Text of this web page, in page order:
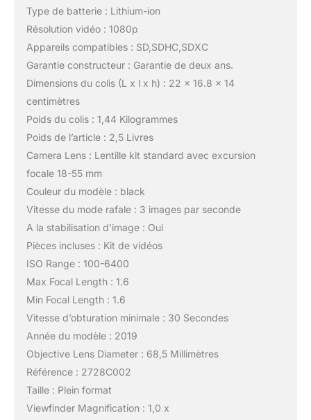
Type de batterie : Lithium-ion
Résolution vidéo : 1080p
Appareils compatibles : SD,SDHC,SDXC
Garantie constructeur : Garantie de deux ans.
Dimensions du colis (L x l x h) : 22 x 16.8 x 14
centimètres
Poids du colis : 1,44 Kilogrammes
Poids de l’article : 2,5 Livres
Camera Lens : Lentille kit standard avec excursion
focale 18-55 mm
Couleur du modèle : black
Vitesse du mode rafale : 3 images par seconde
A la stabilisation d’image : Oui
Pièces incluses : Kit de vidéos
ISO Range : 100-6400
Max Focal Length : 1.6
Min Focal Length : 1.6
Vitesse d’obturation minimale : 30 Secondes
Année du modèle : 2019
Objective Lens Diameter : 68,5 Millimètres
Référence : 2728C002
Taille : Plein format
Viewfinder Magnification : 1,0 x